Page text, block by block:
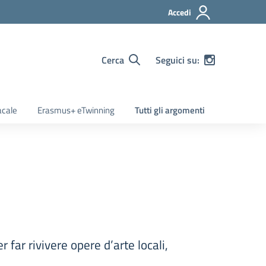
Accedi
Cerca Seguici su:
Erasmus+ eTwinning Tutti gli argomenti
far rivivere opere d’arte locali,